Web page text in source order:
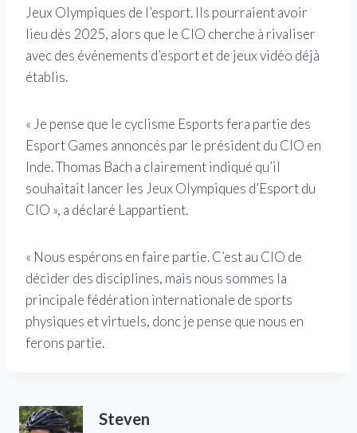
Jeux Olympiques de l’esport. Ils pourraient avoir
lieu dès 2025, alors que le CIO cherche à rivaliser
avec des événements d’esport et de jeux vidéo déjà
établis.
« Je pense que le cyclisme Esports fera partie des
Esport Games annoncés par le président du CIO en
Inde. Thomas Bach a clairement indiqué qu’il
souhaitait lancer les Jeux Olympiques d’Esport du
CIO », a déclaré Lappartient.
« Nous espérons en faire partie. C’est au CIO de
décider des disciplines, mais nous sommes la
principale fédération internationale de sports
physiques et virtuels, donc je pense que nous en
ferons partie.
Steven